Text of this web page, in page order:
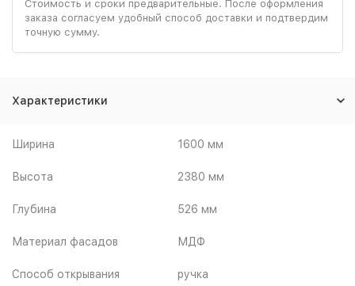
Стоимость и сроки предварительные. После оформления
заказа согласуем удобный способ доставки и подтвердим
точную сумму.
Характеристики
Ширина 1600 мм
Высота 2380 мм
Глубина 526 мм
Материал фасадов МДФ
Способ открывания ручка